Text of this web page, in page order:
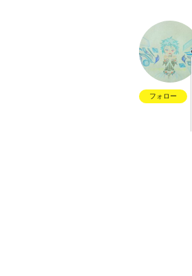
フォロー